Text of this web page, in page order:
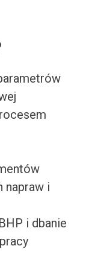
napraw i
i dbanie